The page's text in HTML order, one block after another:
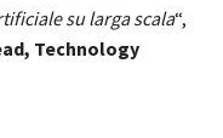
su larga scala“,
Technology